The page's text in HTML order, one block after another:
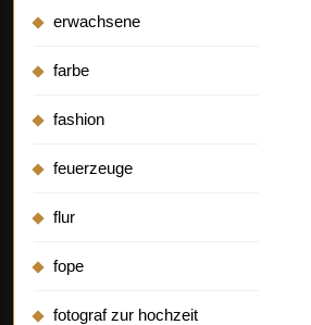
erwachsene
farbe
fashion
feuerzeuge
flur
fope
fotograf zur hochzeit